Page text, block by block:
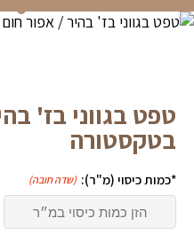
טפט בגווני בז'
בטקסטורה
*כמות כיסוי (מ"ר): (שדה חובה)